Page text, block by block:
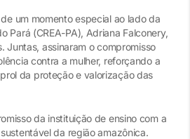
um momento especial ao lado da
Pará (CREA-PA), Adriana Falconery,
Juntas, assinaram o compromisso
contra a mulher, reforçando a
da proteção e valorização das
da instituição de ensino com a
da região amazônica.